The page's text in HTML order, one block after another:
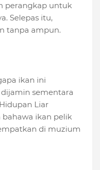
perangkap untuk
Selepas itu,
tanpa ampun.
ikan ini
sementara
Liar
ikan pelik
di muzium